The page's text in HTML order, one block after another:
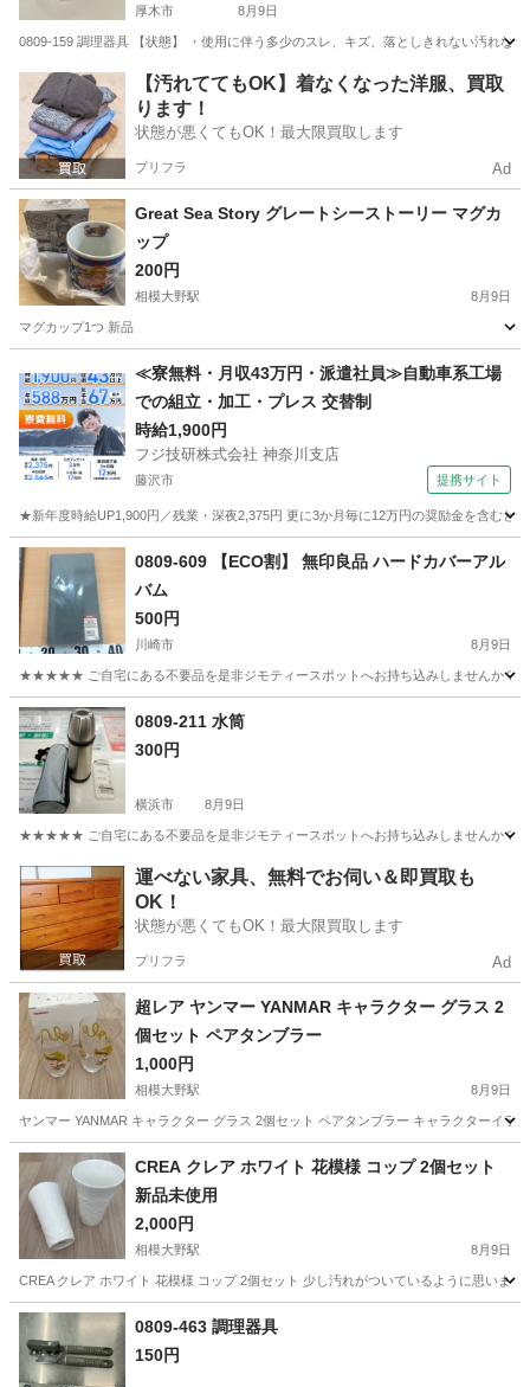
厚木市 8月9日
0809-159 調理器具 【状態】 ・使用に伴う多少のスレ、キズ、落としきれない汚れ
神奈川 厚木市 調理器具 現地
【汚れててもOK】着なくなった洋服、買取
ります！
状態が悪くてもOK！最大限買取します
プリフラ Ad
Great Sea Story グレートシーストーリー マグカ
ップ
200円
相模大野駅 8月9日
マグカップ1つ 新品
相模大野駅 食器 Great
≪寮無料・月収43万円・派遣社員≫自動車系工場
での組立・加工・プレス 交替制
時給1,900円
フジ技研株式会社 神奈川支店
藤沢市 提携サイト
★新年度時給UP1,900円／残業・深夜2,375円 更に3か月毎に12万円の奨励金を含む
神奈川 藤沢市 0809-609 【ECO割】 無印良品 ハードカバーアル
バム
500円
川崎市 8月9日
★★★★★ ご自宅にある不要品を是非ジモティースポットへお持ち込みしませんか？
神奈川 川崎市 現地
0809-211 水筒
300円
横浜市 8月9日
★★★★★ ご自宅にある不要品を是非ジモティースポットへお持ち込みしませんか？
神奈川 横浜市 食器 水筒
運べない家具、無料でお伺い＆即買取も
OK！
状態が悪くてもOK！最大限買取します
プリフラ Ad
超レア ヤンマー YANMAR キャラクター グラス 2
個セット ペアタンブラー
1,000円
相模大野駅 8月9日
ヤンマー YANMAR キャラクター グラス 2個セット ペアタンブラー キャラクターイ
神奈川 相模原市 相模大野駅 食器 YANMAR
CREA クレア ホワイト 花模様 コップ 2個セット
新品未使用
2,000円
相模大野駅 8月9日
CREA クレア ホワイト 花模様 コップ 2個セット 少し汚れがついているように思いま
神奈川 相模原市 相模大野駅 食器
0809-463 調理器具
150円